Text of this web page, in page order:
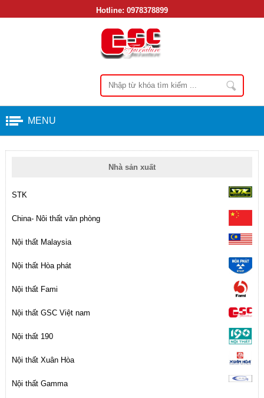
Hotline: 0978378899
MENU
Nhà sản xuất
STK
China- Nôi thất văn phòng
Nội thất Malaysia
Nội thất Hòa phát
Nội thất Fami
Nội thất GSC Việt nam
Nội thất 190
Nội thất Xuân Hòa
Nội thất Gamma